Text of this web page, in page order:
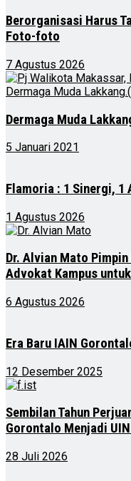
Berorganisasi Harus
Foto-foto
7 Agustus 2026
Dermaga Muda
5 Januari 2021
Flamoria : 1 Sinergi, 1
1 Agustus 2026
Dr. Alvian Mato Pimpin
Advokat Kampus
6 Agustus 2026
Era Baru IAIN
12 Desember 2025
Sembilan Tahun
Gorontalo Menjadi
28 Juli 2026